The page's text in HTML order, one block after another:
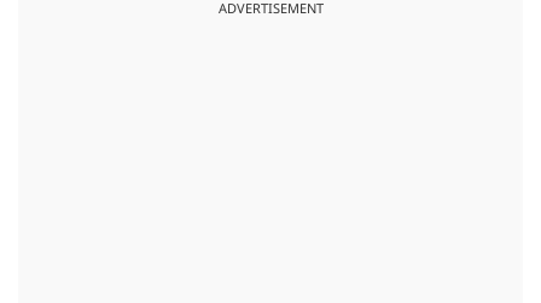
ADVERTISEMENT